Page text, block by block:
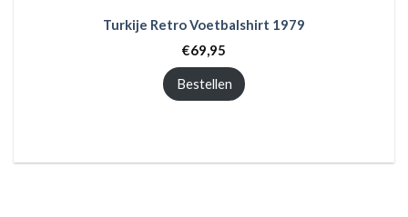
Turkije Retro Voetbalshirt 1979
€69,95
Bestellen